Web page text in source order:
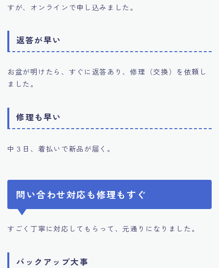
すが、オンラインで申し込みました。
返答が早い
お盆が明けたら、すぐに返答あり、修理（交換）を依頼し
ました。
修理も早い
中３日、着払いで新品が届く。
問い合わせ対応も修理もすぐ
すごく丁寧に対応してもらって、元通りになりました。
バックアップ大事